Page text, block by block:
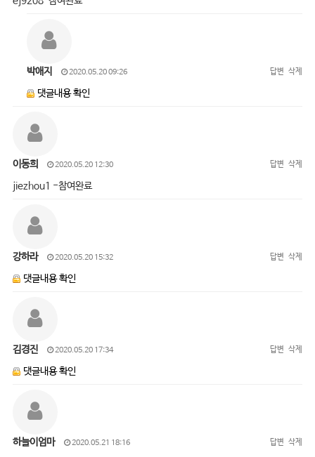
박애지 2020.05.20 09:26 답변 삭제
댓글내용 확인
이동희 2020.05.20 12:30 답변 삭제
jiezhou1 -참여완료
강하라 2020.05.20 15:32 답변 삭제
댓글내용 확인
김경진 2020.05.20 17:34 답변 삭제
댓글내용 확인
하늘이엄마 2020.05.21 18:16 답변 삭제